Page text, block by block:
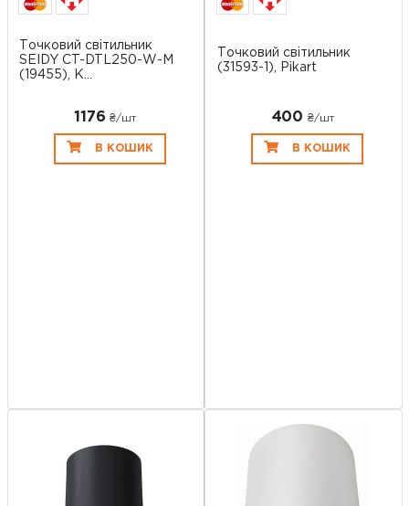
Точковий світильник
SEIDY CT-DTL250-W-M
(19455), K...
1176 ₴/шт
В КОШИК
Точковий світильник
(31593-1), Pikart
400 ₴/шт
В КОШИК